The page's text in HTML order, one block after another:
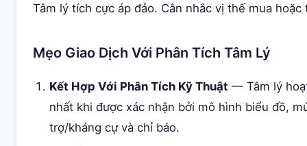
Tâm lý tích cực áp đảo. Cân nhắc vị thế mua hoặc
Mẹo Giao Dịch Với Phân Tích Tâm Lý
Kết Hợp Với Phân Tích Kỹ Thuật — Tâm lý
nhất khi được xác nhận bởi mô hình biểu đồ,
trợ/kháng cự và chỉ báo.